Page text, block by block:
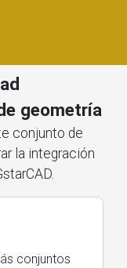
geometría
conjunto de
la integración
conjuntos